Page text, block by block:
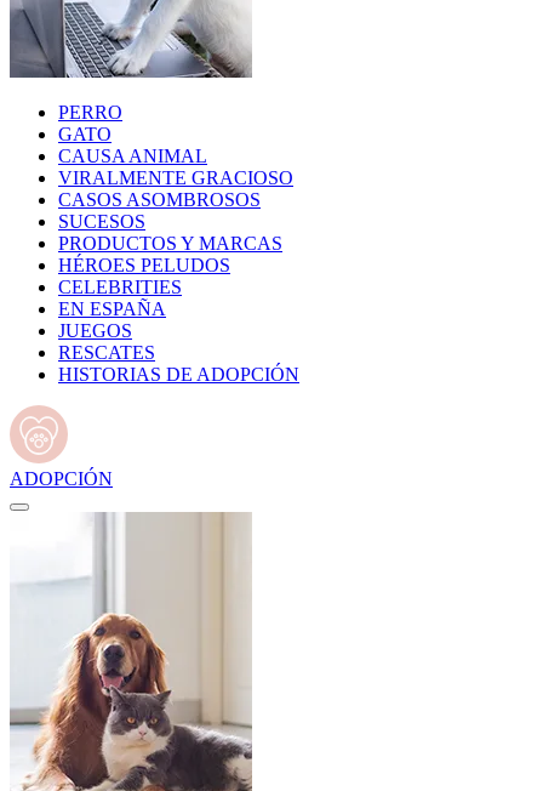
PERRO
GATO
CAUSA ANIMAL
VIRALMENTE GRACIOSO
CASOS ASOMBROSOS
SUCESOS
PRODUCTOS Y MARCAS
HÉROES PELUDOS
CELEBRITIES
EN ESPAÑA
JUEGOS
RESCATES
HISTORIAS DE ADOPCIÓN
ADOPCIÓN